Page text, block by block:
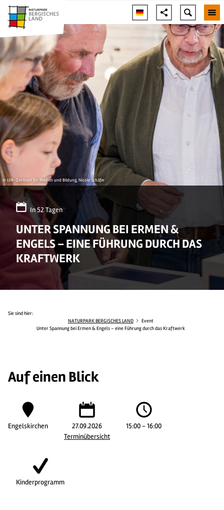
© LVR-Zentrum für Medien und Bildung, Nicole Schäfer
In 52 Tagen
UNTER SPANNUNG BEI ERMEN &
ENGELS – EINE FÜHRUNG DURCH DAS
KRAFTWERK
Sie sind hier:
NATURPARK BERGISCHES LAND
Event
Unter Spannung bei Ermen & Engels – eine Führung durch das Kraftwerk
Auf einen Blick
Engelskirchen
27.09.2026
Terminübersicht
15:00 - 16:00
Kinderprogramm